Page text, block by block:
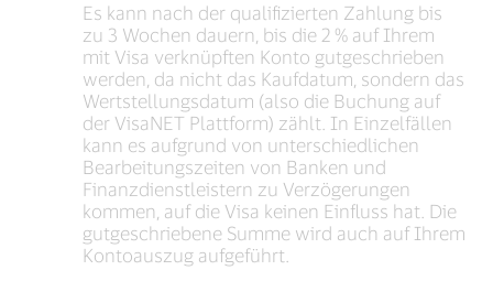
Es kann nach der qualifizierten Zahlung bis
zu 3 Wochen dauern, bis die 2 % auf Ihrem
mit Visa verknüpften Konto gutgeschrieben
werden, da nicht das Kaufdatum, sondern das
Wertstellungsdatum (also die Buchung auf
der VisaNET Plattform) zählt. In Einzelfällen
kann es aufgrund von unterschiedlichen
Bearbeitungszeiten von Banken und
Finanzdienstleistern zu Verzögerungen
kommen, auf die Visa keinen Einfluss hat. Die
gutgeschriebene Summe wird auch auf Ihrem
Kontoauszug aufgeführt.